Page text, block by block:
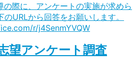
の際に、アンケートの実施が求めら
URLから回答をお願いします。
r/j4SenmYVQW
望アンケート調査